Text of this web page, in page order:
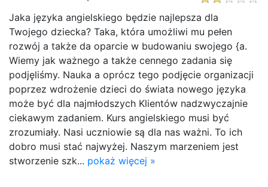
Jaka języka angielskiego będzie najlepsza dla
Twojego dziecka? Taka, która umożliwi mu pełen
rozwój a także da oparcie w budowaniu swojego {a.
Wiemy jak ważnego a także cennego zadania się
podjęliśmy. Nauka a oprócz tego podjęcie organizacji
poprzez wdrożenie dzieci do świata nowego języka
może być dla najmłodszych Klientów nadzwyczajnie
ciekawym zadaniem. Kurs angielskiego musi być
zrozumiały. Nasi uczniowie są dla nas ważni. To ich
dobro musi stać najwyżej. Naszym marzeniem jest
stworzenie szk... pokaż więcej »